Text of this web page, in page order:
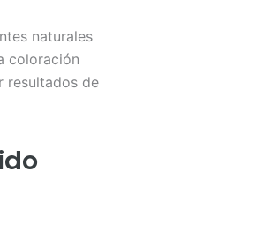
naturales
coloración
resultados de